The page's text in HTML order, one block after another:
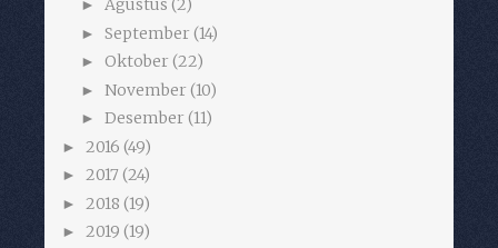
► Agustus (2)
► September (14)
► Oktober (22)
► November (10)
► Desember (11)
► 2016 (49)
► 2017 (24)
► 2018 (19)
► 2019 (19)